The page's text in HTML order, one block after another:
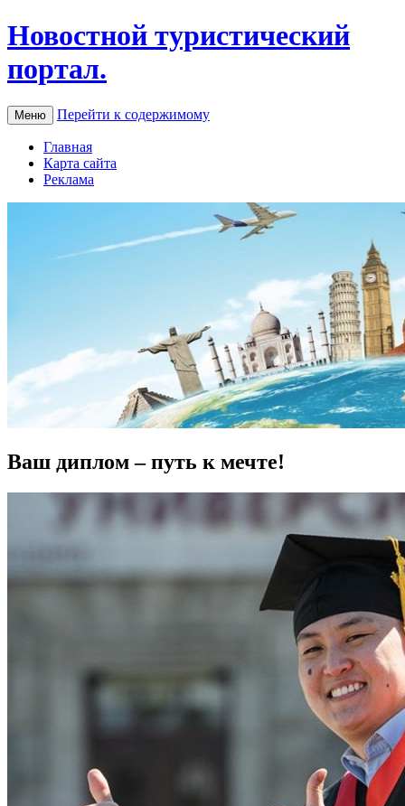
Новостной туристический
портал.
Меню Перейти к содержимому
Главная
Карта сайта
Реклама
Ваш диплом – путь к мечте!